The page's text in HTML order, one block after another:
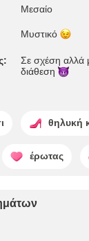
Μεσαίο
Μυστικό
Σε σχέση αλλά
διάθεση
θηλυκή
έρωτας